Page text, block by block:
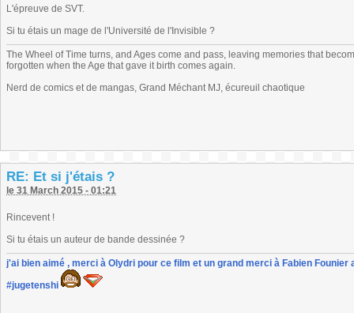
L'épreuve de SVT.
Si tu étais un mage de l'Université de l'Invisible ?
The Wheel of Time turns, and Ages come and pass, leaving memories that
forgotten when the Age that gave it birth comes again.
Nerd de comics et de mangas, Grand Méchant MJ, écureuil chaotique
RE: Et si j'étais ?
le 31 March 2015 - 01:21
Rincevent !
Si tu étais un auteur de bande dessinée ?
j'ai bien aimé , merci à Olydri pour ce film et un grand merci à Fabien
#jugetenshi